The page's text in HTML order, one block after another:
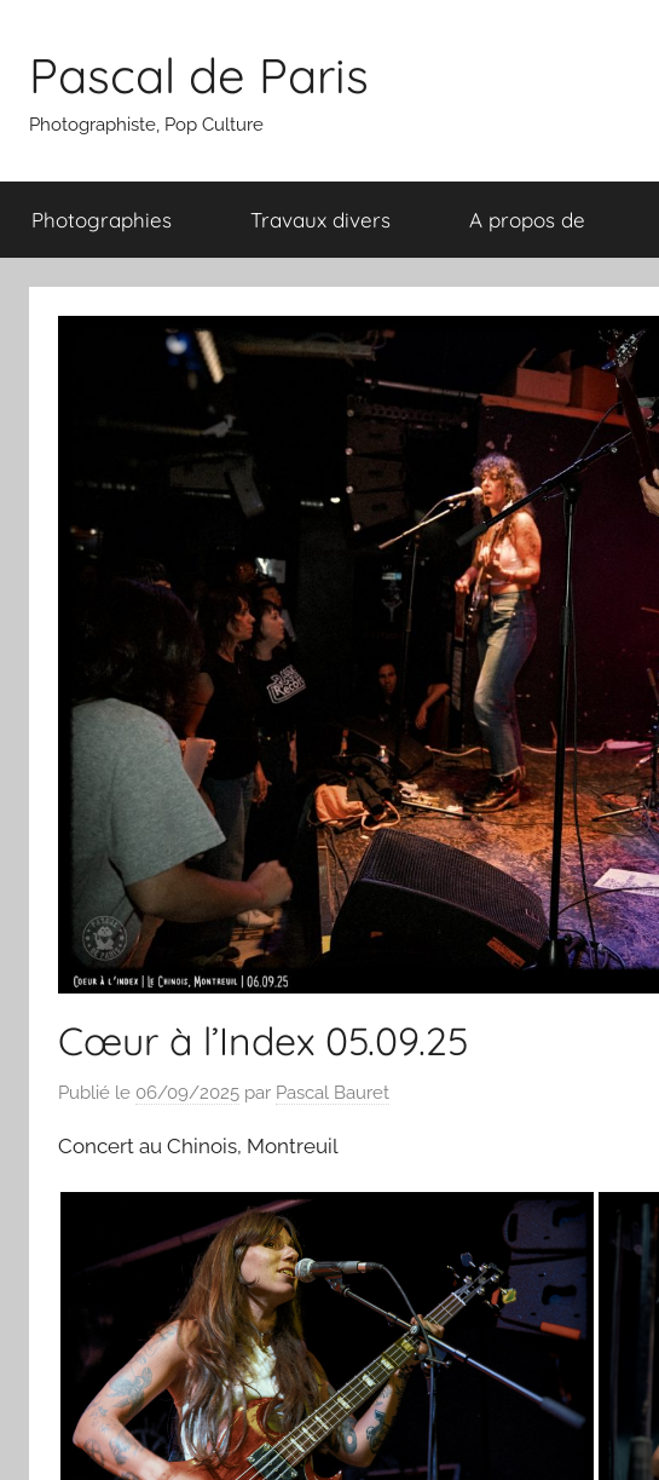
contenu
Pascal de Paris
Photographiste, Pop Culture
Photographies Travaux divers A propos de
Cœur à l’Index 05.09.25
Publié le 06/09/2025 par Pascal Bauret
Concert au Chinois, Montreuil